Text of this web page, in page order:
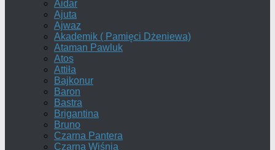
Aidar
Ajuta
Ajwaz
Akademik ( Pamięci Dżeniewa)
Ataman Pawluk
Atos
Attiła
Bajkonur
Baron
Bastra
Brigantina
Bruno
Czarna Pantera
Czarna Wiśnia